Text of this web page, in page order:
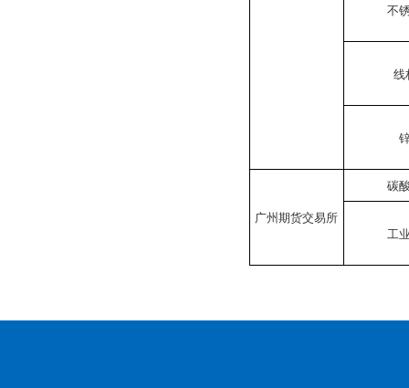
不
线
广州期货交易所
碳
工